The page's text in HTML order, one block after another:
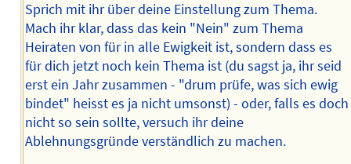
Sprich mit ihr über deine Einstellung zum Thema.
Mach ihr klar, dass das kein "Nein" zum Thema
Heiraten von für in alle Ewigkeit ist, sondern dass es
für dich jetzt noch kein Thema ist (du sagst ja, ihr seid
erst ein Jahr zusammen - "drum prüfe, was sich ewig
bindet" heisst es ja nicht umsonst) - oder, falls es doch
nicht so sein sollte, versuch ihr deine
Ablehnungsgründe verständlich zu machen.